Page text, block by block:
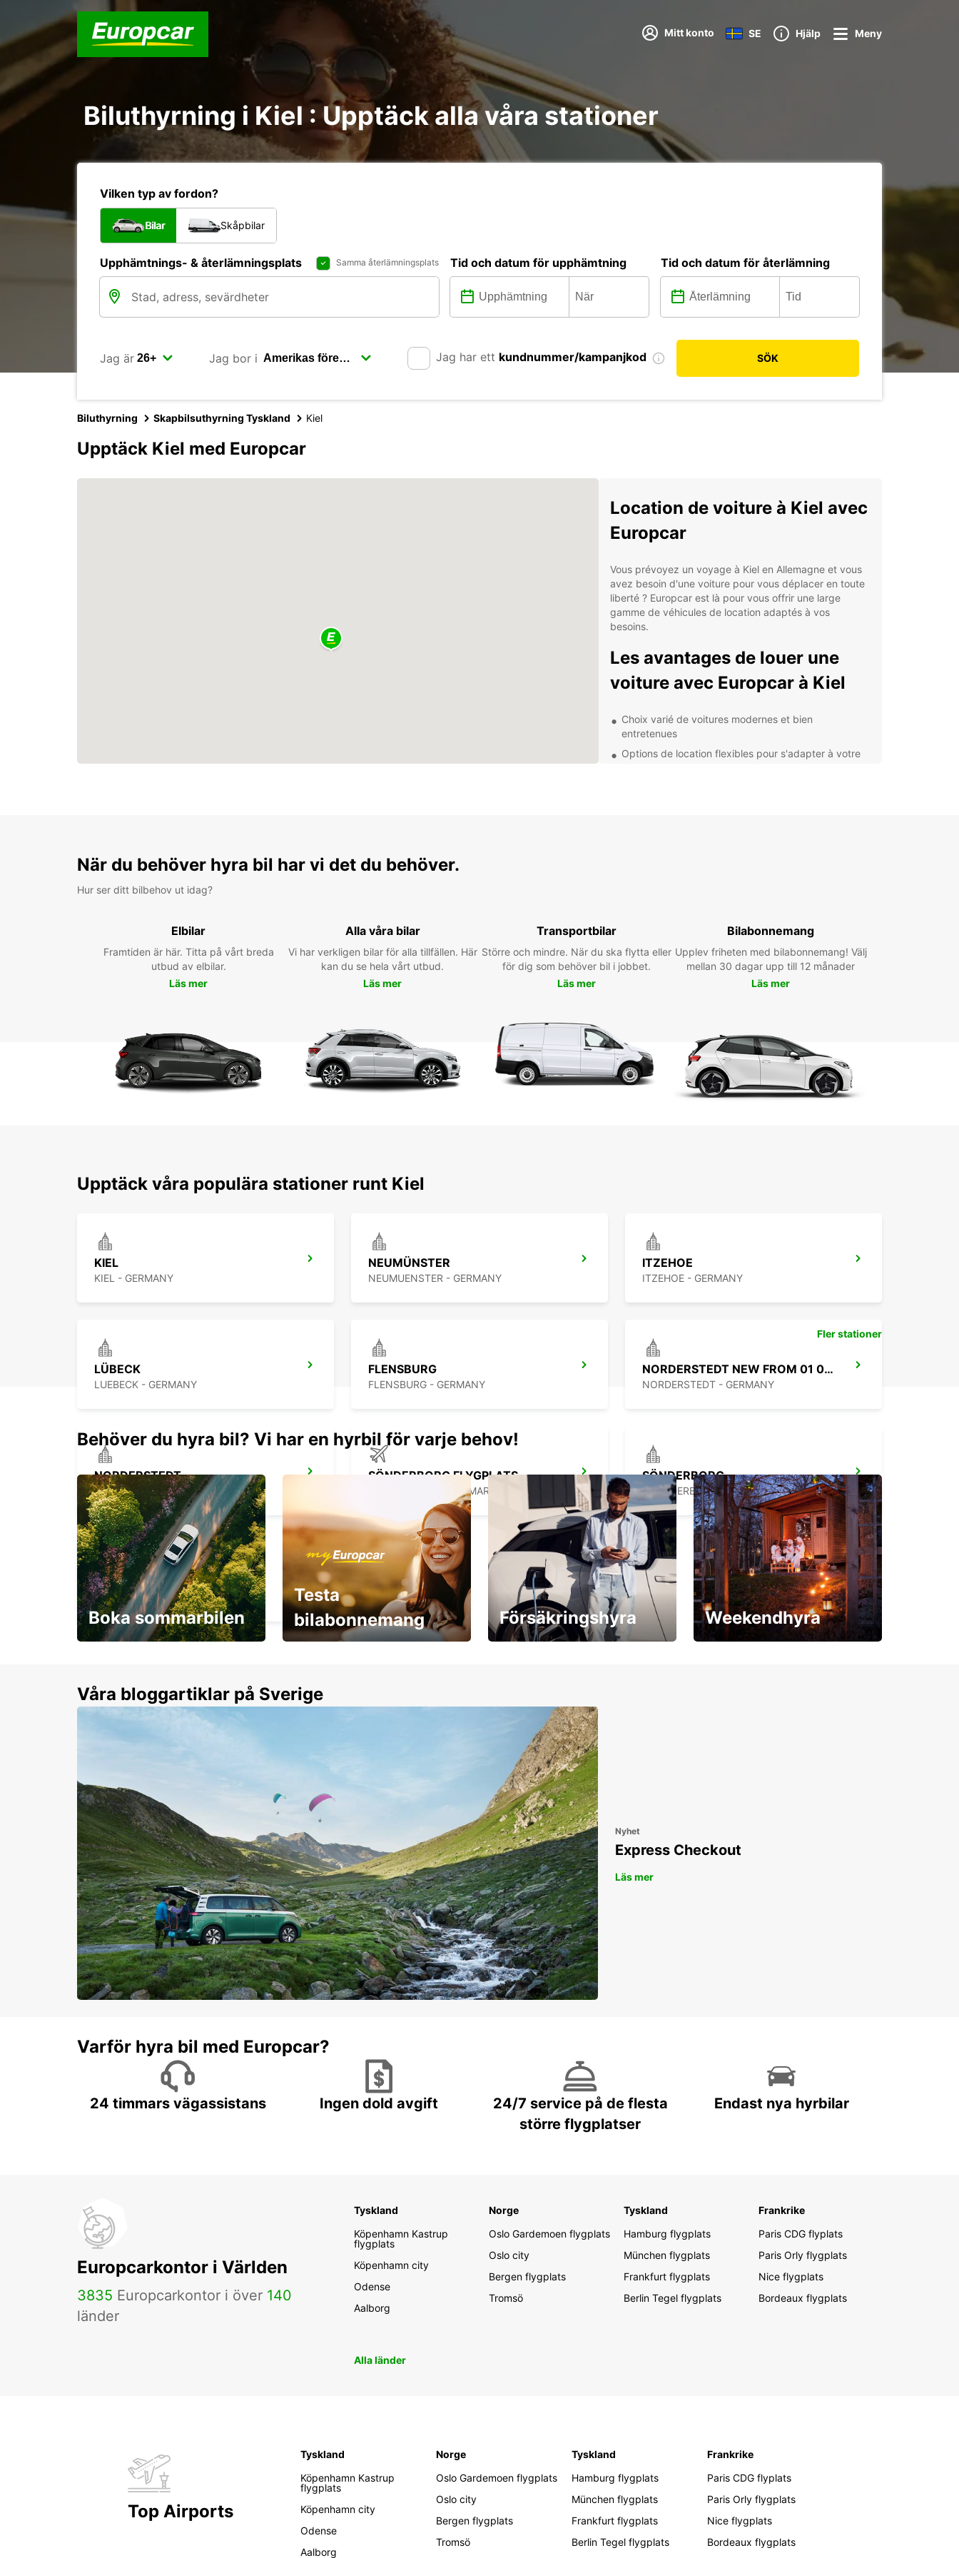
Mitt konto SE Hjälp Meny
Biluthyrning i Kiel : Upptäck alla våra stationer
Vilken typ av fordon?
Bilar Skåpbilar
Upphämtnings- & återlämningsplats Samma återlämningsplats Tid och datum för upphämtning Tid och datum för återlämning
Jag är Jag bor i Jag har ett kundnummer/kampanjkod SÖK
Biluthyrning Skapbilsuthyrning Tyskland Kiel
Upptäck Kiel med Europcar
Location de voiture à Kiel avec
Europcar
Vous prévoyez un voyage à Kiel en Allemagne et vous
avez besoin d'une voiture pour vous déplacer en toute
liberté ? Europcar est là pour vous offrir une large
gamme de véhicules de location adaptés à vos
besoins.
Les avantages de louer une
voiture avec Europcar à Kiel
Choix varié de voitures modernes et bien
entretenues
Options de location flexibles pour s'adapter à votre
découvrir tous les trésors que la ville de Kiel a à offrir,
comme le célèbre port, le musée maritime ou encore le
parc d'attractions Tolk-Schau. Vous pourrez également
Lübeck.
Réservez dès maintenant votre
voiture de location à Kiel avec
l'Allemagne.
När du behöver hyra bil har vi det du behöver.
Hur ser ditt bilbehov ut idag?
Elbilar
Framtiden är här. Titta på vårt breda
utbud av elbilar.
Läs mer
Alla våra bilar
Vi har verkligen bilar för alla tillfällen. Här
kan du se hela vårt utbud.
Läs mer
Transportbilar
Större och mindre. När du ska flytta eller
för dig som behöver bil i jobbet.
Läs mer
Bilabonnemang
Upplev friheten med bilabonnemang! Välj
mellan 30 dagar upp till 12 månader
Läs mer
Upptäck våra populära stationer runt Kiel
KIEL
KIEL - GERMANY
NEUMÜNSTER
NEUMUENSTER - GERMANY
ITZEHOE
ITZEHOE - GERMANY
LÜBECK
LUEBECK - GERMANY
FLENSBURG
FLENSBURG - GERMANY
NORDERSTEDT NEW FROM 01 01 2027
NORDERSTEDT - GERMANY
NORDERSTEDT
NORDERSTEDT - GERMANY
SÖNDERBORG FLYGPLATS
SONDERBORG - DENMARK
SÖNDERBORG
SOENDERBORG - DENMARK
HAMBURG FLYGPLATS
HAMBURG - GERMANY
Fler stationer
Behöver du hyra bil? Vi har en hyrbil för varje behov!
Boka sommarbilen
Testa
bilabonnemang
Försäkringshyra Weekendhyra
Våra bloggartiklar på Sverige
Nyhet
Express Checkout
Läs mer
Varför hyra bil med Europcar?
24 timmars vägassistans Ingen dold avgift
24/7 service på de flesta
större flygplatser
Endast nya hyrbilar
Europcarkontor i Världen
3835 Europcarkontor i över 140
länder
Tyskland
Köpenhamn Kastrup
flygplats
Köpenhamn city
Odense
Aalborg
Norge
Oslo Gardemoen flygplats
Oslo city
Bergen flygplats
Tromsö
Tyskland
Hamburg flygplats
München flygplats
Frankfurt flygplats
Berlin Tegel flygplats
Frankrike
Paris CDG flyplats
Paris Orly flygplats
Nice flygplats
Bordeaux flygplats
Alla länder
Top Airports
Tyskland
Köpenhamn Kastrup
flygplats
Köpenhamn city
Odense
Aalborg
Norge
Oslo Gardemoen flygplats
Oslo city
Bergen flygplats
Tromsö
Tyskland
Hamburg flygplats
München flygplats
Frankfurt flygplats
Berlin Tegel flygplats
Frankrike
Paris CDG flyplats
Paris Orly flygplats
Nice flygplats
Bordeaux flygplats